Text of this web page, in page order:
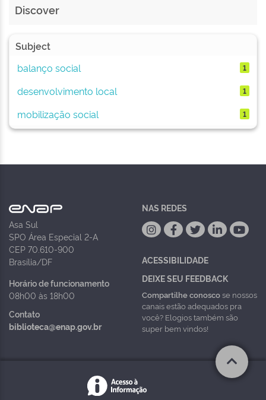
Discover
Subject
balanço social
1
desenvolvimento local 1
mobilização social 1
Asa Sul
SPO Área Especial 2-A
CEP 70.610-900
Brasília/DF
Horário de funcionamento
08h00 às 18h00
Contato
biblioteca@enap.gov.br
NAS REDES
ACESSIBILIDADE
DEIXE SEU FEEDBACK
Compartilhe conoscose nossos
canais estão adequados pra
você? Elogios também são
super bem vindos!